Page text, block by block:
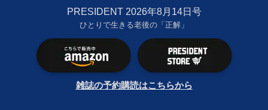
PRESIDENT 2026年8月14日号
ひとりで生きる老後の「正解」
雑誌の予約購読はこちらから